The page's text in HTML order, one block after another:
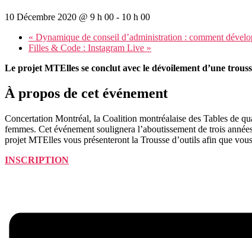
10 Décembre 2020 @ 9 h 00 - 10 h 00
« Dynamique de conseil d’administration : comment
Filles & Code : Instagram Live »
Le projet MTElles se conclut avec le dévoilement d’une
À propos de cet événement
Concertation Montréal, la Coalition montréalaise des Tables de
femmes. Cet événement soulignera l’aboutissement de trois
projet MTElles vous présenteront la Trousse d’outils afin que
INSCRIPTION